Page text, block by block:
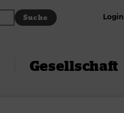
Login
Gesellschaft